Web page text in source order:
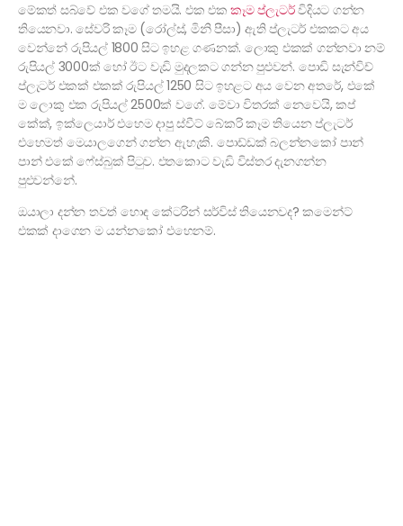
මේකත් සබ්වේ එක වගේ තමයි. එක එකකෑම ප්ලැටර්විදියට ගන්න
තියෙනවා. සේවරි කෑම (රෝල්ස්, මිනි පීසා) ඇති ප්ලැටර් එකකට අය
වෙන්නේ රුපියල් 1800 සිට ඉහළ ගණනක්. ලොකු එකක් ගන්නවා නම්
රුපියල් 3000ක් හෝ ඊට වැඩි මුදලකට ගන්න පුළුවන්. පොඩි සැන්විච්
ප්ලැටර් එකක් එකක් රුපියල් 1250 සිට ඉහළට අය වෙන අතරේ, එකේ
ම ලොකු එක රුපියල් 2500ක් වගේ. මේවා විතරක් නෙවෙයි, කප්
කේක්, ඉක්ලෙයාර් එහෙම දාපු ස්වීට් බේකරි කෑම තියෙන ප්ලැටර්
එහෙමත් මෙයාලගෙන් ගන්න ඇහැකි. පොඩ්ඩක් බලන්නකෝ පාන්
පාන් එකේ ෆේස්බුක් පිටුව. එතකොට වැඩි විස්තර දැනගන්න
පුළුවන්නේ.
ඔයාලා දන්න තවත් හොඳ කේටරින් සර්විස් තියෙනවද? කමෙන්ට්
එකක් දාගෙන ම යන්නකෝ එහෙනම්.